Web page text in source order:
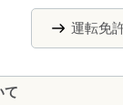
運転免
て